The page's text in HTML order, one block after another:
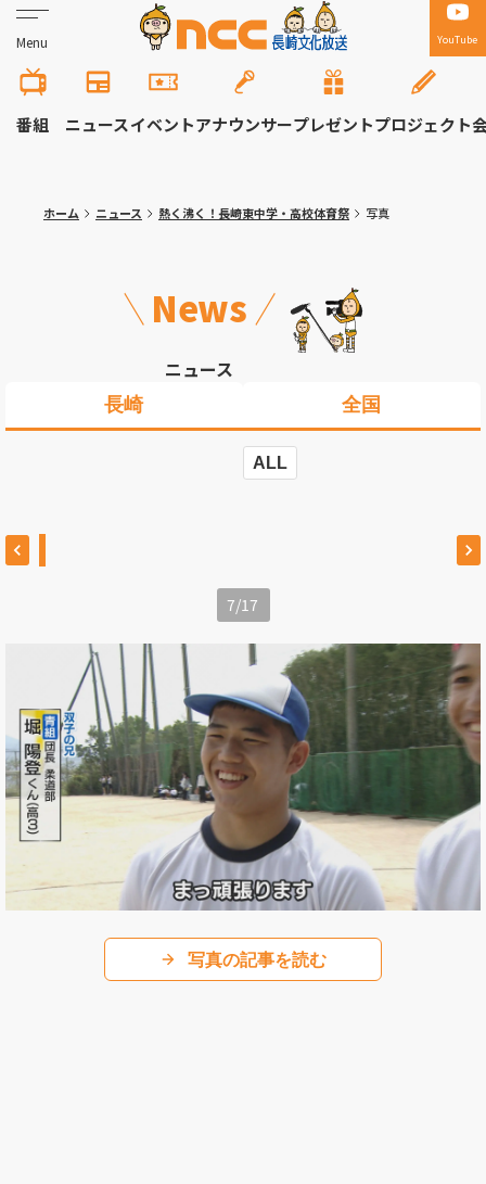
Menu YouTube
番組 ニュースイベントアナウンサープレゼントプロジェクト
ホーム ニュース 熱く沸く！長崎東中学・高校体育祭 写真
News
ニュース
長崎 全国
ALL
7/17
写真の記事を読む